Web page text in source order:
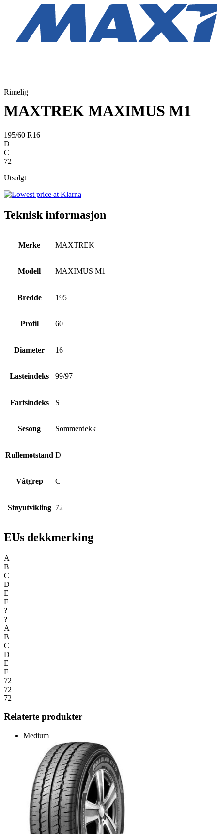
Rimelig
MAXTREK MAXIMUS M1
195/60 R16
D
C
72
Utsolgt
Teknisk informasjon
Merke MAXTREK
Modell MAXIMUS M1
Bredde 195
Profil 60
Diameter 16
Lasteindeks 99/97
Fartsindeks S
Sesong Sommerdekk
Rullemotstand D
Våtgrep C
Støyutvikling 72
EUs dekkmerking
A
B
C
D
E
F
?
?
A
B
C
D
E
F
72
72
72
Relaterte produkter
Medium